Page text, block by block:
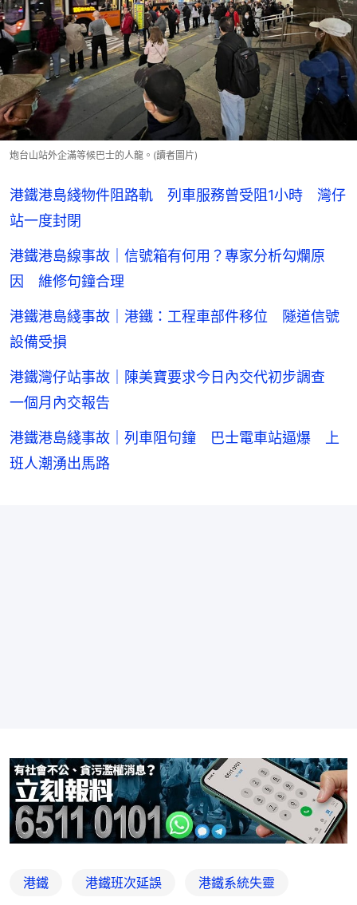
炮台山站外企滿等候巴士的人龍。(讀者圖片)
港鐵港島綫物件阻路軌 列車服務曾受阻1小時 灣仔
站一度封閉
港鐵港島線事故｜信號箱有何用？專家分析勾爛原
因 維修句鐘合理
港鐵港島綫事故｜港鐵：工程車部件移位 隧道信號
設備受損
港鐵灣仔站事故｜陳美寶要求今日內交代初步調查
一個月內交報告
港鐵港島綫事故｜列車阻句鐘 巴士電車站逼爆 上
班人潮湧出馬路
港鐵 港鐵班次延誤 港鐵系統失靈